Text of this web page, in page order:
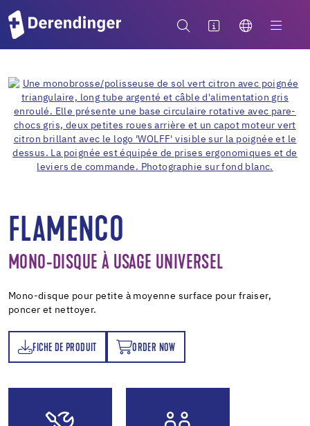
FLAMENCO
MONO-DISQUE À USAGE UNIVERSEL
Mono-disque pour petite à moyenne surface pour fraiser,
poncer et nettoyer.
FICHE DE PRODUIT ORDER NOW
ORDER NOW